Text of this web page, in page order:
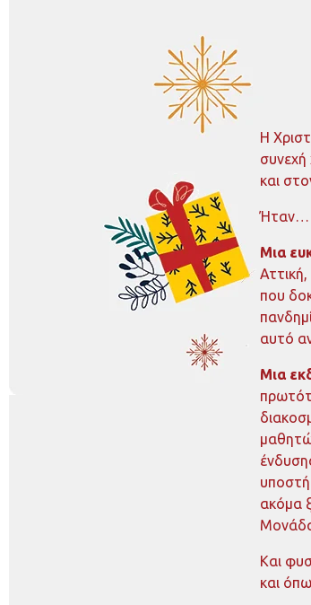
Η
και
Ήταν…
Μια
Αττική,
που
αυτό
Μια
ακόμα
Και
και